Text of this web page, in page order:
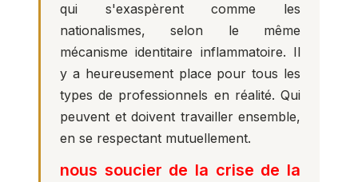
qui s'exaspèrent comme les
nationalismes, selon le même
mécanisme identitaire inflammatoire. Il
y a heureusement place pour tous les
types de professionnels en réalité. Qui
peuvent et doivent travailler ensemble,
en se respectant mutuellement.
nous soucier de la crise de la